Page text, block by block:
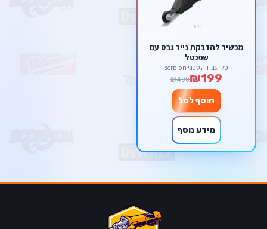
מכשיר להדבקת נייר גבס עם
שפכטל
כלי עבודה טכני scrpion
₪199
₪400
הוסף לסל
מידע נוסף